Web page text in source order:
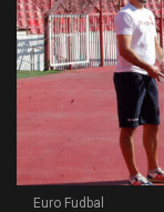
Euro Fudbal